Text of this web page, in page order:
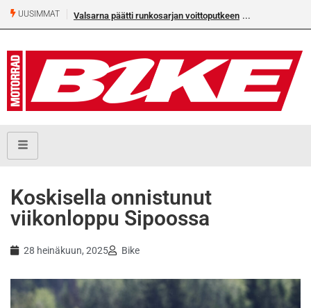
UUSIMMAT Valsarna päätti runkosarjan voittoputkeen
Koskisella onnistunut
viikonloppu Sipoossa
28 heinäkuun, 2025 Bike